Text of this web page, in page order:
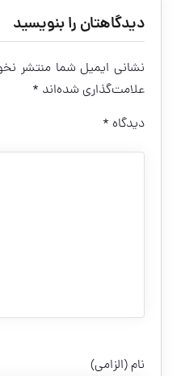
دیدگاهتان را بنویسید
نشانی ایمیل شما منتشر
علامت‌گذاری شده‌اند *
دیدگاه *
نام (الزامی)